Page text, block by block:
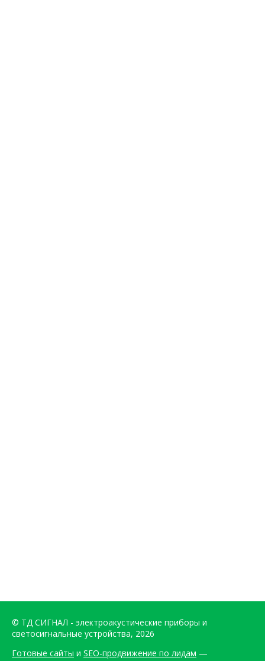
© ТД СИГНАЛ - электроакустические приборы и
светосигнальные устройства, 2026
Готовые сайты и SEO-продвижение по лидам —